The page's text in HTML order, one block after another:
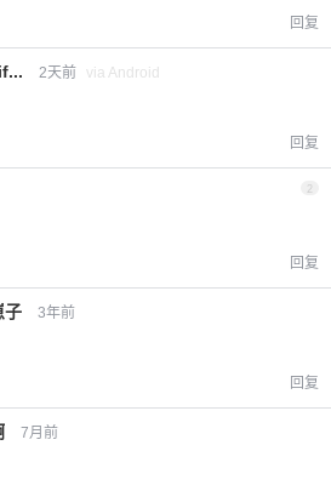
回复
2天前 via Android
回复
2
回复
子 3年前
回复
7月前